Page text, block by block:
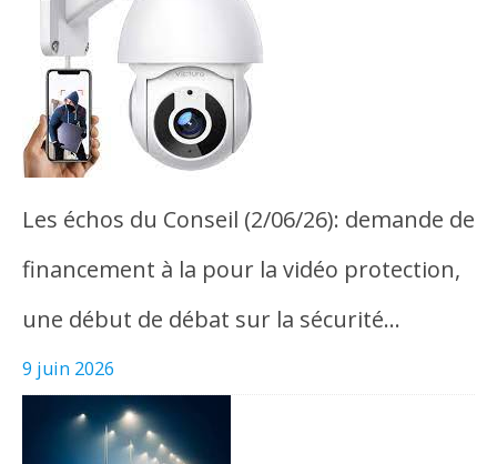
Les échos du Conseil (2/06/26): demande de
financement à la pour la vidéo protection,
une début de débat sur la sécurité…
9 juin 2026